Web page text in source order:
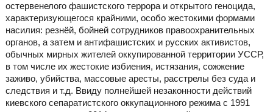
остервенелого фашистского террора и открытого геноцида,
характеризующегося крайними, особо жестокими формами
насилия: резнёй, бойней сотрудников правоохранительных
органов, а затем и антифашистских и русских активистов,
обычных мирных жителей оккупированной территории УССР,
в том числе их жестокие избиения, истязания, сожжение
заживо, убийства, массовые аресты, расстрелы без суда и
следствия и т.д. Ввиду полнейшей незаконности действий
киевского сепаратистского оккупационного режима с 1991